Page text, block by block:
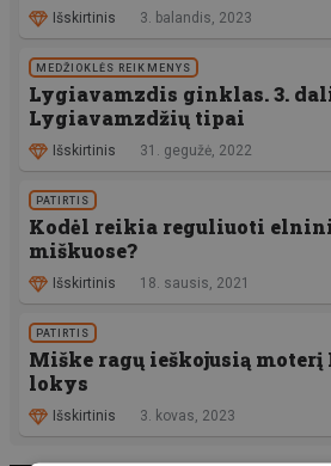
Išskirtinis 3. balandis, 2023
MEDŽIOKLĖS REIKMENYS
Lygiavamzdis ginklas. 3.
Lygiavamzdžių tipai
Išskirtinis 31. gegužė, 2022
PATIRTIS
Kodėl reikia reguliuoti
miškuose?
Išskirtinis 18. sausis, 2021
PATIRTIS
Miške ragų ieškojusią moterį
lokys
Išskirtinis 3. kovas, 2023